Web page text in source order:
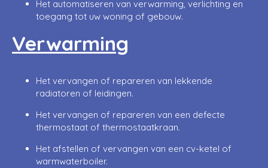
Het automatiseren van verwarming, verlichting en
toegang tot uw woning of gebouw.
Verwarming
Het vervangen of repareren van lekkende
radiatoren of leidingen.
Het vervangen of repareren van een defecte
thermostaat of thermostaatkraan.
Het afstellen of vervangen van een cv-ketel of
warmwaterboiler.